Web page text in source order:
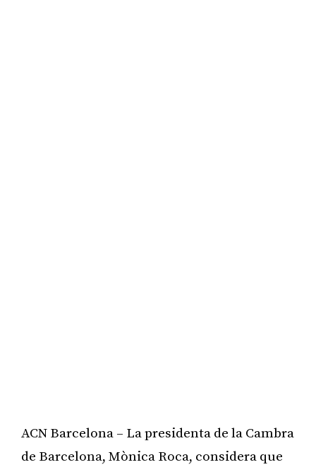
ACN Barcelona – La presidenta de la Cambra
de Barcelona, Mònica Roca, considera que